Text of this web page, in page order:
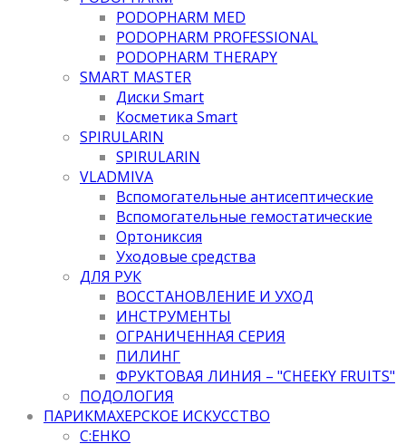
PODOPHARM MED
PODOPHARM PROFESSIONAL
PODOPHARM THERAPY
SMART MASTER
Диски Smart
Косметика Smart
SPIRULARIN
SPIRULARIN
VLADMIVA
Вспомогательные антисептические
Вспомогательные гемостатические
Ортониксия
Уходовые средства
ДЛЯ РУК
ВОССТАНОВЛЕНИЕ И УХОД
ИНСТРУМЕНТЫ
ОГРАНИЧЕННАЯ СЕРИЯ
ПИЛИНГ
ФРУКТОВАЯ ЛИНИЯ – "CHEEKY FRUITS"
ПОДОЛОГИЯ
ПАРИКМАХЕРСКОЕ ИСКУССТВО
C:EHKO